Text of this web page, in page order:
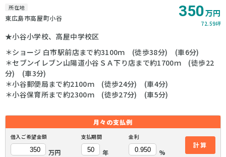
所在地
東広島市高屋町小谷 350万円
72.59坪
★小谷小学校、高屋中学校区
＊ショージ 白市駅前店まで約3100ｍ (徒歩38分) (車6分)
＊セブンイレブン山陽道小谷ＳＡ下り店まで約1700ｍ (徒歩22
分) (車3分)
＊小谷郵便局まで約2100ｍ (徒歩24分) (車4分)
＊小谷保育所まで約2300ｍ (徒歩27分) (車5分)
月々の支払例
借入ご希望金額
万円
支払期間
年
金利
%
計算